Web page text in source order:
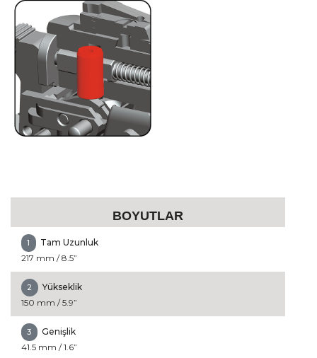
BOYUTLAR
1
Tam Uzunluk
217 mm / 8.5”
2
Yükseklik
150 mm / 5.9”
3
Genişlik
41.5 mm / 1.6”